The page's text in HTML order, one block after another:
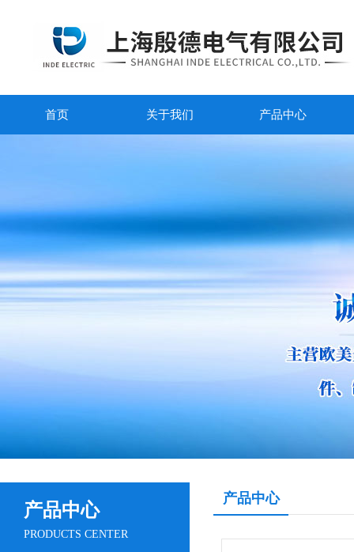
首页 关于我们 产品中心
产品中心
PRODUCTS CENTER
产品中心